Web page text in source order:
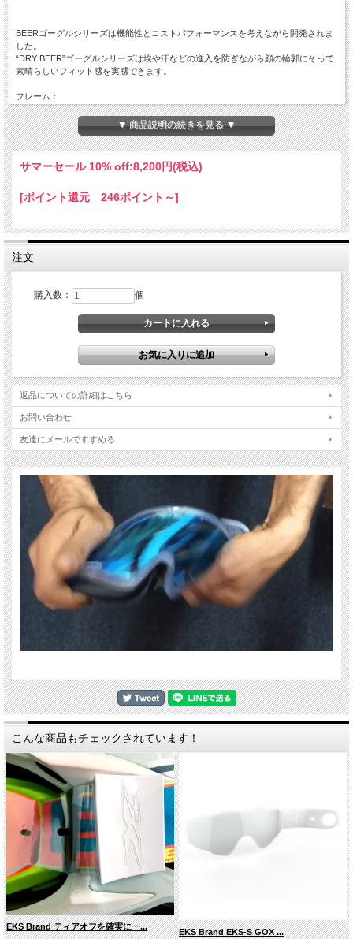
BEERゴーグルシリーズは機能性とコストパフォーマンスを考えながら開発されま
した。
“DRY BEER”ゴーグルシリーズは埃や汗などの進入を防ぎながら顔の輪郭にそって
素晴らしいフィット感を実感できます。
フレーム：
軽量な“ウレタンブレンド” 素材のフレームは強度と柔軟性を両立し、保護と着け心
地の両方◎。大変軽量で柔軟性・弾力性のあるポリフレックス素材を使うことで
様々な顔の形にジャストフィットします。
“DRY BEER”のゴーグルシリーズは最も品質の高いポリカーボネート製のライトス
非常に割れにくく、100%UVカット、防傷、防曇加工されたレンズです。ティアオ
フォーム：
親水性の高いEO15とフリースライニングの2層フォーム（厚さ１５mm）を採用す
ることで、埃や汗などの進入を防ぎながら顔の輪郭にそった素晴らしいフィット感
長さ調節ができるダブルバックル式ストラップは裏にズレ防止にシリコンがついて
おり、ストラップをしっかりと締めたい位置でホールドします。
フレームカラー：マットブラック
レンズ： ライトスモーク
▼ 商品説明の続きを見る ▼
サマーセール 10% off:8,200円(税込)
[ポイント還元 246ポイント～]
注文
購入数： 個
返品についての詳細はこちら
お問い合わせ
友達にメールですすめる
こんな商品もチェックされています！
EKS Brand ティアオフを確実に一...
EKS Brand EKS-S GOX ...